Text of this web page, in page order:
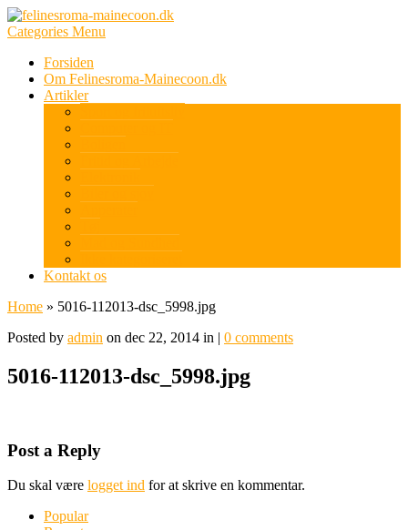
Categories Menu
Forsiden
Om Felinesroma-Mainecoon.dk
Artikler
Kontakt os
Home » 5016-112013-dsc_5998.jpg
Posted by admin on dec 22, 2014 in | 0 comments
5016-112013-dsc_5998.jpg
Post a Reply
Du skal være logget ind for at skrive en kommentar.
Popular